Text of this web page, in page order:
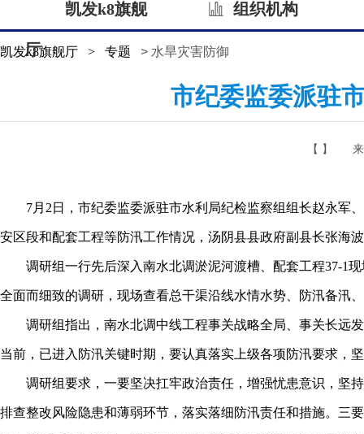
凯发k8旗舰
厅
组织机构
凯发k8旗舰厅 > 专题 > 水旱灾害防御
市纪委监委派驻
【 】
7月2日，市纪委监委派驻市水利局纪检监察组组长赵永军、
安区段和配套工程等防汛工作情况，汤阴县县政府副县长张海
调研组一行先后深入南水北调淤泥河渡槽、配套工程37-1现
全面而细致的调研，现场查看总干渠沿线水情水势、防汛备汛
调研组指出，南水北调中线工程事关战略全局、事关长远发
当前，已进入防汛关键时期，要认真落实上级各项防汛要求，
调研组要求，一要坚决扛牢政治责任，增强忧患意识，坚持
排查整改风险隐患和薄弱环节，落实落细防汛责任和措施。三